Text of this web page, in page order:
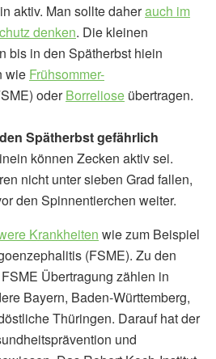
aktiv. Man sollte daherauch im
denken. Die kleinen
bis in den Spätherbst hiein
wie Frühsommer-
oderBorreliose übertragen.
Spätherbst gefährlich
können Zecken aktiv sei.
nicht unter sieben Grad fallen,
den Spinnentierchen weiter.
Krankheiten wie zum Beispiel
(FSME). Zu den
Übertragung zählen in
Bayern, Baden-Württemberg,
Thüringen. Darauf hat der
und